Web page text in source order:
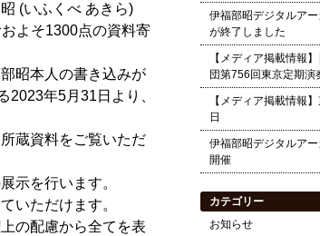
(いふくべ あきら)
よそ1300点の資料寄
昭本人の書き込みが
年5月31日より、
蔵資料をご覧いただ
示を行います。
いただけます。
の配慮から全てを表
伊福部昭デジタルア
が終了しました
【メディア掲載情報
団第756回東京定期演
【メディア掲載情報
日
伊福部昭デジタルア
開催
カテゴリー
お知らせ